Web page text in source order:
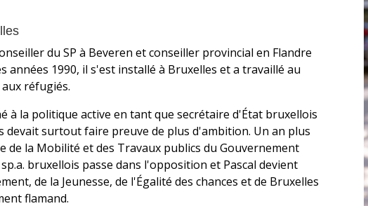
du SP à Beveren et conseiller provincial en Flandre
années 1990, il s'est installé à Bruxelles et a travaillé au
réfugiés.
à la politique active en tant que secrétaire d'État bruxellois
devait surtout faire preuve de plus d'ambition. Un an plus
de la Mobilité et des Travaux publics du Gouvernement
bruxellois passe dans l'opposition et Pascal devient
de la Jeunesse, de l'Égalité des chances et de Bruxelles
flamand.